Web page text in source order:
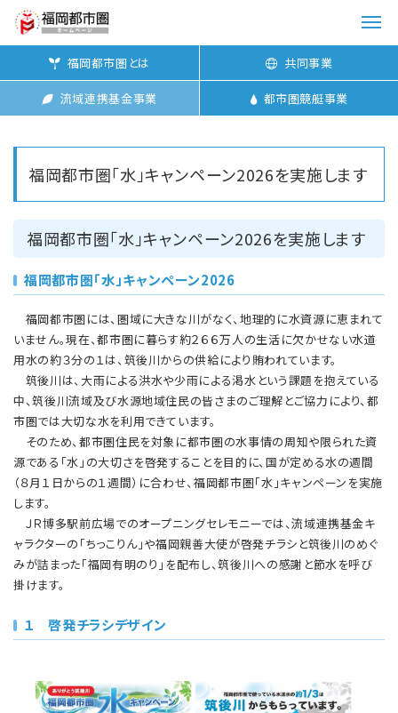
メ
を
福岡都市圏とは 共同事業
流域連携基金事業 都市圏競艇事業
福岡都市圏「水」キャンペーン2026を実施します
福岡都市圏「水」キャンペーン2026を実施します
福岡都市圏「水」キャンペーン2026
福岡都市圏には、圏域に大きな川がなく、地理的に水資源に恵まれて
いません。現在、都市圏に暮らす約２６６万人の生活に欠かせない水道
用水の約３分の１は、筑後川からの供給により賄われています。
筑後川は、大雨による洪水や少雨による渇水という課題を抱えている
中、筑後川流域及び水源地域住民の皆さまのご理解とご協力により、都
市圏では大切な水を利用できています。
そのため、都市圏住民を対象に都市圏の水事情の周知や限られた資
源である「水」の大切さを啓発することを目的に、国が定める水の週間
（８月１日からの１週間）に合わせ、福岡都市圏「水」キャンペーンを実施
します。
ＪＲ博多駅前広場でのオープニングセレモニーでは、流域連携基金キ
ャラクターの「ちっこりん」や福岡親善大使が啓発チラシと筑後川のめぐ
みが詰まった「福岡有明のり」を配布し、筑後川への感謝と節水を呼び
掛けます。
１ 啓発チラシデザイン